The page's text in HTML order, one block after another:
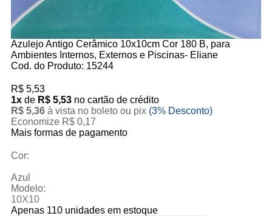
Azulejo Antigo Cerâmico 10x10cm Cor 180 B, para
Ambientes Internos, Externos e Piscinas- Eliane
Cod. do Produto: 15244
R$ 5,53
1xde R$ 5,53 no cartão de crédito
R$ 5,36 à vista no boleto ou pix (3% Desconto)
Economize R$ 0,17
Mais formas de pagamento
Cor:
Azul
Modelo:
10X10
Apenas 110 unidades em estoque